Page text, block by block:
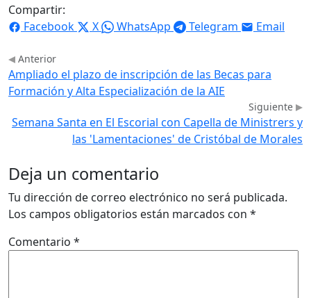
Compartir:
Facebook
X WhatsApp Telegram Email
Anterior
Ampliado el plazo de inscripción de las Becas para
Formación y Alta Especialización de la AIE
Siguiente
Semana Santa en El Escorial con Capella de Ministrers y
las 'Lamentaciones' de Cristóbal de Morales
Deja un comentario
Tu dirección de correo electrónico no será publicada.
Los campos obligatorios están marcados con *
Comentario *